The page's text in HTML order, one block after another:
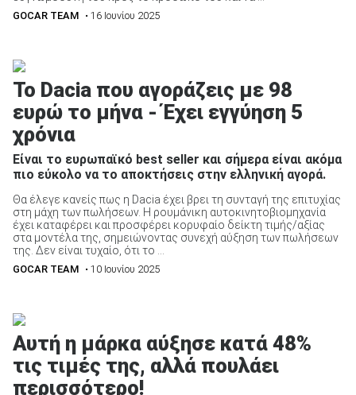
GOCAR TEAM • 16 Ιουνίου 2025
To Dacia που αγοράζεις με 98
ευρώ το μήνα - Έχει εγγύηση 5
χρόνια
Είναι το ευρωπαϊκό best seller και σήμερα είναι ακόμα
πιο εύκολο να το αποκτήσεις στην ελληνική αγορά.
Θα έλεγε κανείς πως η Dacia έχει βρει τη συνταγή της επιτυχίας
στη μάχη των πωλήσεων. Η ρουμάνικη αυτοκινητοβιομηχανία
έχει καταφέρει και προσφέρει κορυφαίο δείκτη τιμής/αξίας
στα μοντέλα της, σημειώνοντας συνεχή αύξηση των πωλήσεων
της. Δεν είναι τυχαίο, ότι το ...
GOCAR TEAM • 10 Ιουνίου 2025
Αυτή η μάρκα αύξησε κατά 48%
τις τιμές της, αλλά πουλάει
περισσότερο!